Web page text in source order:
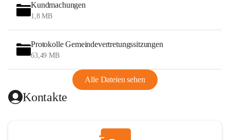
Kundmachungen
1,8 MB
Protokolle Gemeindevertretungssitzungen
63,49 MB
Alle Dateien sehen
Kontakte